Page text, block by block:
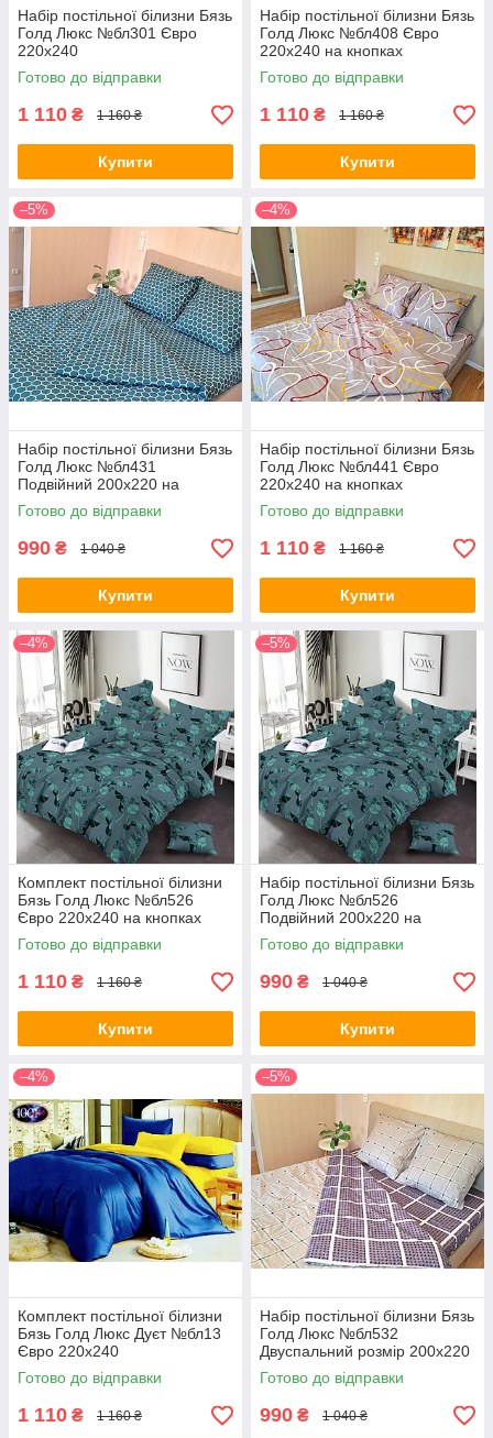
Набір постільної білизни Бязь
Голд Люкс №бл301 Євро
220х240
Готово до відправки
1 110 ₴ 1 160 ₴
Купити
Набір постільної білизни Бязь
Голд Люкс №бл408 Євро
220х240 на кнопках
Готово до відправки
1 110 ₴ 1 160 ₴
Купити
–5%
Набір постільної білизни Бязь
Голд Люкс №бл431
Подвійний 200х220 на
кнопках
Готово до відправки
990 ₴ 1 040 ₴
Купити
–4%
Набір постільної білизни Бязь
Голд Люкс №бл441 Євро
220х240 на кнопках
Готово до відправки
1 110 ₴ 1 160 ₴
Купити
–4%
Комплект постільної білизни
Бязь Голд Люкс №бл526
Євро 220х240 на кнопках
Готово до відправки
1 110 ₴ 1 160 ₴
Купити
–5%
Набір постільної білизни Бязь
Голд Люкс №бл526
Подвійний 200х220 на
кнопках
Готово до відправки
990 ₴ 1 040 ₴
Купити
–4%
Комплект постільної білизни
Бязь Голд Люкс Дуєт №бл13
Євро 220х240
Готово до відправки
1 110 ₴ 1 160 ₴
–5%
Набір постільної білизни Бязь
Голд Люкс №бл532
Двуспальний розмір 200х220
на кнопках
Готово до відправки
990 ₴ 1 040 ₴